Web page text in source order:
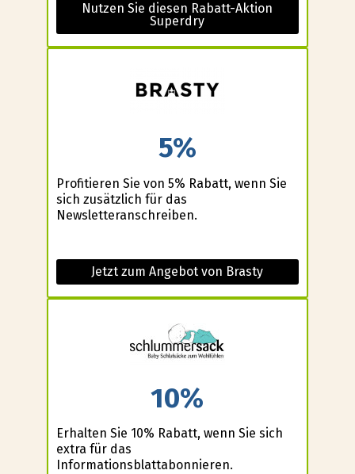
Nutzen Sie diesen Rabatt-Aktion
Superdry
5%
Profitieren Sie von 5% Rabatt, wenn Sie
sich zusätzlich für das
Newsletteranschreiben.
Jetzt zum Angebot von Brasty
10%
Erhalten Sie 10% Rabatt, wenn Sie sich
extra für das
Informationsblattabonnieren.